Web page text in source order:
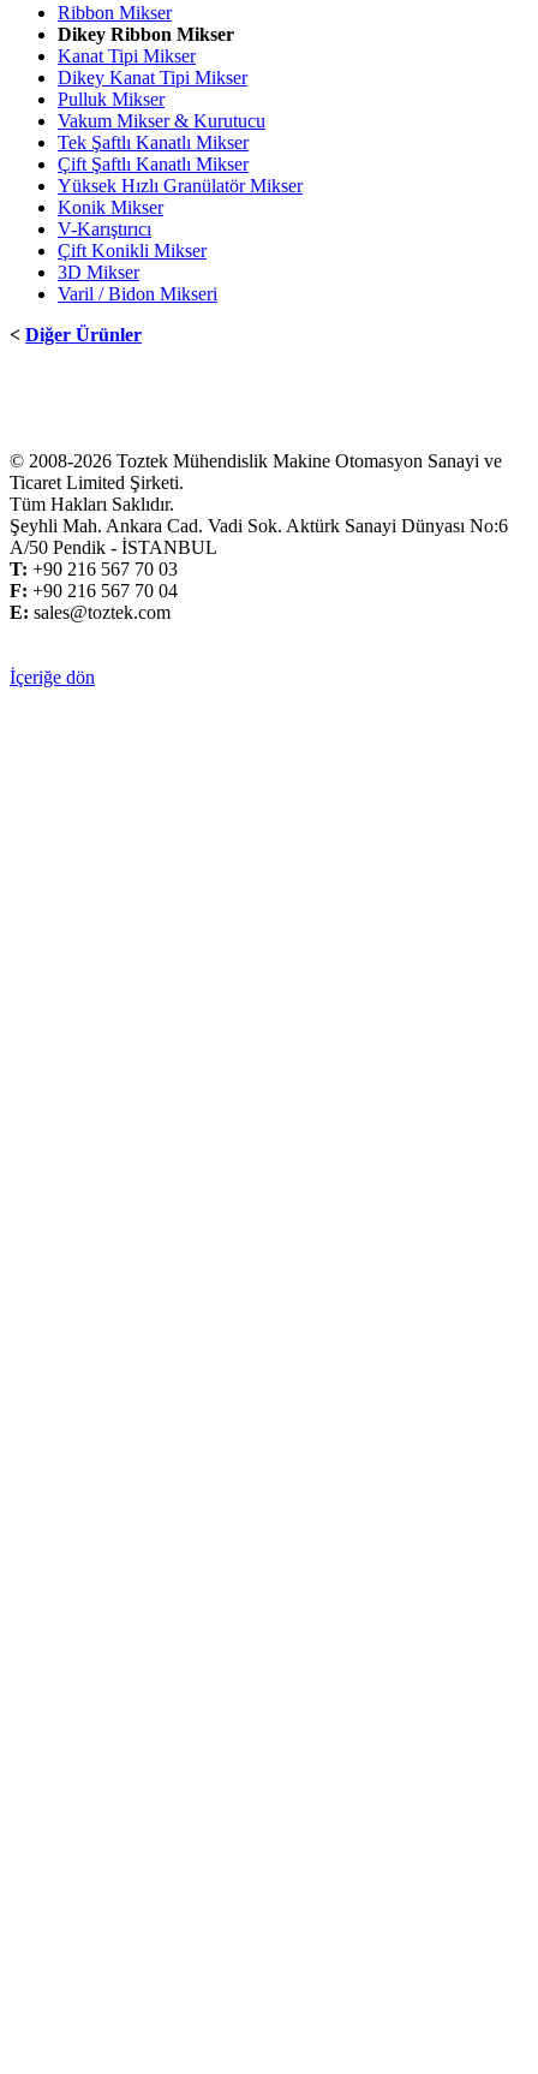
Ribbon Mikser
Dikey Ribbon Mikser
Kanat Tipi Mikser
Dikey Kanat Tipi Mikser
Pulluk Mikser
Vakum Mikser & Kurutucu
Tek Şaftlı Kanatlı Mikser
Çift Şaftlı Kanatlı Mikser
Yüksek Hızlı Granülatör Mikser
Konik Mikser
V-Karıştırıcı
Çift Konikli Mikser
3D Mikser
Varil / Bidon Mikseri
< Diğer Ürünler
© 2008-2026 Toztek Mühendislik Makine Otomasyon Sanayi ve
Ticaret Limited Şirketi.
Tüm Hakları Saklıdır.
Şeyhli Mah. Ankara Cad. Vadi Sok. Aktürk Sanayi Dünyası No:6
A/50 Pendik - İSTANBUL
T: +90 216 567 70 03
F: +90 216 567 70 04
E: sales@toztek.com
İçeriğe dön